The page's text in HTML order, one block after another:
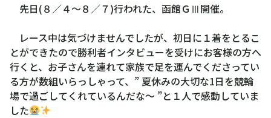
先日(８／４～８／７)行われた、函館ＧⅢ開催。
レース中は気づけませんでしたが、初日に１着をとるこ
とができたので勝利者インタビューを受けにお客様の方へ
行くと、お子さんを連れて家族で足を運んでくださってい
る方が数組いらっしゃって、” 夏休みの大切な1日を競輪
場で過ごしてくれているんだな〜 ”と１人で感動していま
した